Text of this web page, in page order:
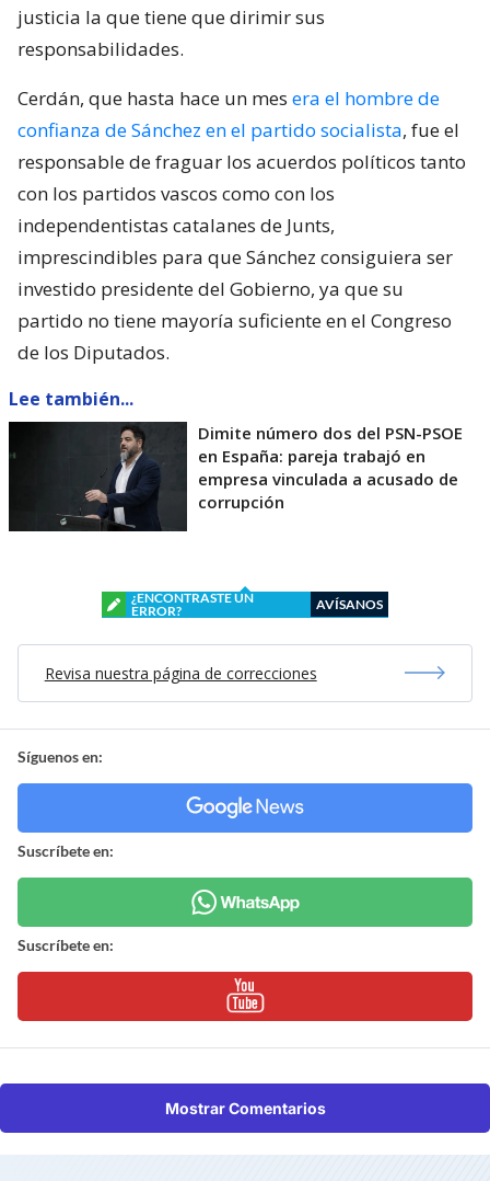
justicia la que tiene que dirimir sus
responsabilidades.
Cerdán, que hasta hace un mes era el hombre de
confianza de Sánchez en el partido socialista, fue el
responsable de fraguar los acuerdos políticos tanto
con los partidos vascos como con los
independentistas catalanes de Junts,
imprescindibles para que Sánchez consiguiera ser
investido presidente del Gobierno, ya que su
partido no tiene mayoría suficiente en el Congreso
de los Diputados.
Lee también...
Dimite número dos del PSN-PSOE
en España: pareja trabajó en
empresa vinculada a acusado de
corrupción
¿ENCONTRASTE UN
ERROR?
AVÍSANOS
Revisa nuestra página de correcciones
Síguenos en:
Suscríbete en:
Suscríbete en:
Mostrar Comentarios